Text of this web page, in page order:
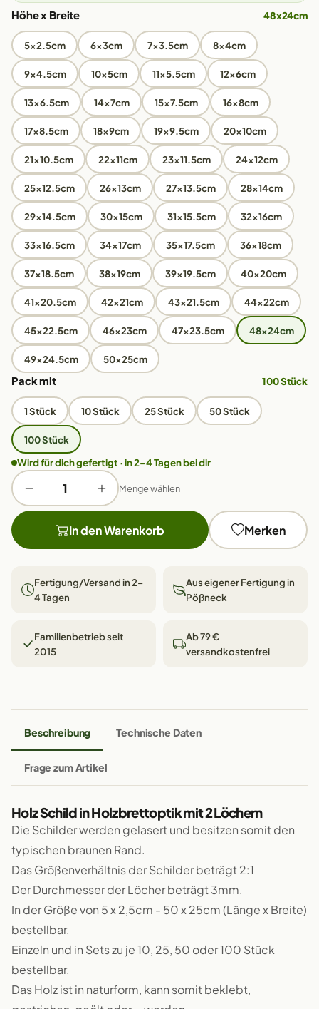
Höhe x Breite 48x24cm
5x2.5cm 6x3cm 7x3.5cm 8x4cm
9x4.5cm 10x5cm 11x5.5cm 12x6cm
13x6.5cm 14x7cm 15x7.5cm 16x8cm
17x8.5cm 18x9cm 19x9.5cm 20x10cm
21x10.5cm 22x11cm 23x11.5cm 24x12cm
25x12.5cm 26x13cm 27x13.5cm 28x14cm
29x14.5cm 30x15cm 31x15.5cm 32x16cm
33x16.5cm 34x17cm 35x17.5cm 36x18cm
37x18.5cm 38x19cm 39x19.5cm 40x20cm
41x20.5cm 42x21cm 43x21.5cm 44x22cm
45x22.5cm 46x23cm 47x23.5cm 48x24cm
49x24.5cm 50x25cm
Pack mit 100 Stück
1 Stück 10 Stück 25 Stück 50 Stück
100 Stück
Wird für dich gefertigt · in 2–4 Tagen bei dir
Menge wählen
In den Warenkorb Merken
Fertigung/Versand in 2–
4 Tagen
Aus eigener Fertigung in
Pößneck
Familienbetrieb seit
2015
Ab 79 €
versandkostenfrei
Beschreibung Technische Daten
Frage zum Artikel
Holz Schild in Holzbrettoptik mit 2 Löchern
Die Schilder werden gelasert und besitzen somit den
typischen braunen Rand.
Das Größenverhältnis der Schilder beträgt 2:1
Der Durchmesser der Löcher beträgt 3mm.
In der Größe von 5 x 2,5cm - 50 x 25cm (Länge x Breite)
bestellbar.
Einzeln und in Sets zu je 10, 25, 50 oder 100 Stück
bestellbar.
Das Holz ist in naturform, kann somit beklebt,